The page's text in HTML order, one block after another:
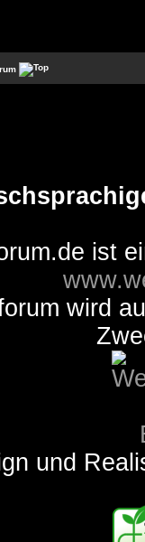
ist
wird
und